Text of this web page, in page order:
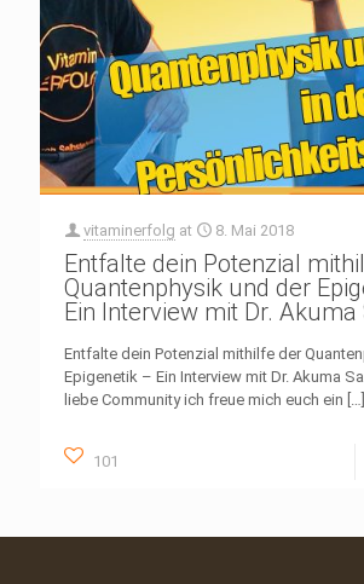
vitaminerfolg at 8. Mai 2018
Entfalte dein Potenzial
Quantenphysik und der
Ein Interview mit Dr. Akuma
Entfalte dein Potenzial mithilfe der
Epigenetik – Ein Interview mit Dr. Akuma
liebe Community ich freue mich euch ein […]
101